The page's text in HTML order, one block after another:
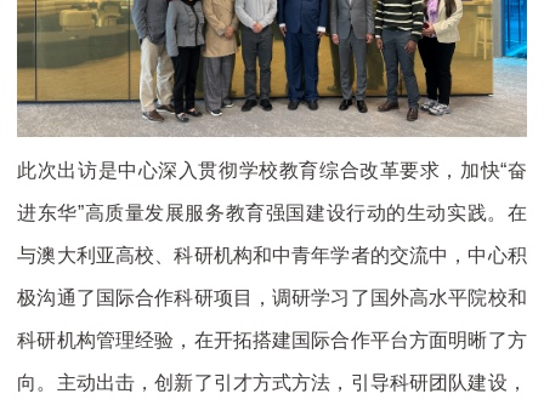
此次出访是中心深入贯彻学校教育综合改革要求，加快“奋
进东华”高质量发展服务教育强国建设行动的生动实践。在
与澳大利亚高校、科研机构和中青年学者的交流中，中心积
极沟通了国际合作科研项目，调研学习了国外高水平院校和
科研机构管理经验，在开拓搭建国际合作平台方面明晰了方
向。主动出击，创新了引才方式方法，引导科研团队建设，